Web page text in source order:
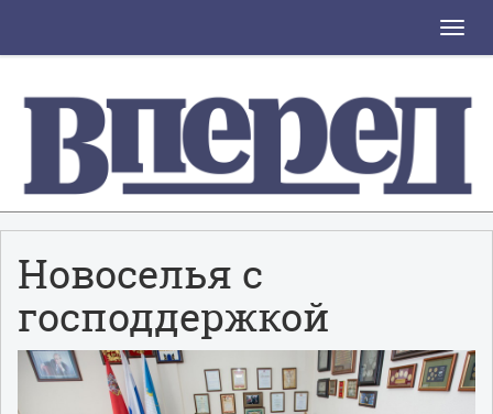
Toggle
Новоселья с
господдержкой